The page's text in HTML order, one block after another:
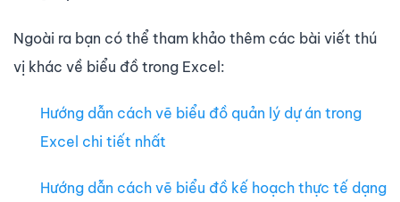
Ngoài ra bạn có thể tham khảo thêm các bài viết thú
vị khác về biểu đồ trong Excel:
Hướng dẫn cách vẽ biểu đồ quản lý dự án trong
Excel chi tiết nhất
Hướng dẫn cách vẽ biểu đồ kế hoạch thực tế dạng